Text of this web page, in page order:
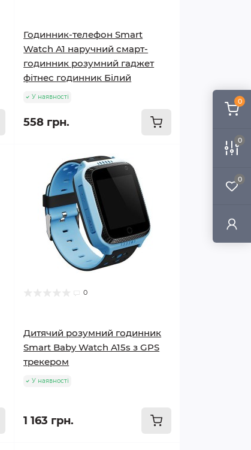
0
0
0
Годинник-телефон Smart
Watch A1 наручний смарт-
годинник розумний гаджет
фітнес годинник Білий
У наявності
558 грн.
0
Дитячий розумний годинник
Smart Baby Watch A15s з GPS
трекером
У наявності
1 163 грн.